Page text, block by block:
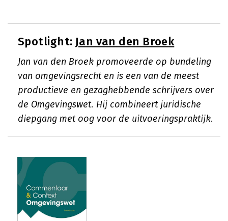
Spotlight: Jan van den Broek
Jan van den Broek promoveerde op bundeling
van omgevingsrecht en is een van de meest
productieve en gezaghebbende schrijvers over
de Omgevingswet. Hij combineert juridische
diepgang met oog voor de uitvoeringspraktijk.